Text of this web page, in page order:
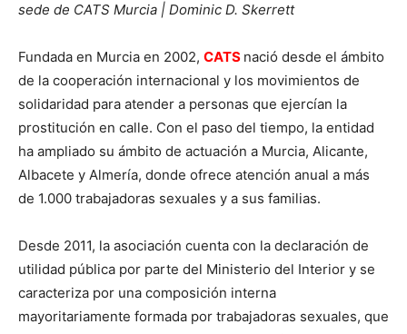
sede de CATS Murcia | Dominic D. Skerrett
Fundada en Murcia en 2002, CATS nació desde el ámbito
de la cooperación internacional y los movimientos de
solidaridad para atender a personas que ejercían la
prostitución en calle. Con el paso del tiempo, la entidad
ha ampliado su ámbito de actuación a Murcia, Alicante,
Albacete y Almería, donde ofrece atención anual a más
de 1.000 trabajadoras sexuales y a sus familias.
Desde 2011, la asociación cuenta con la declaración de
utilidad pública por parte del Ministerio del Interior y se
caracteriza por una composición interna
mayoritariamente formada por trabajadoras sexuales, que